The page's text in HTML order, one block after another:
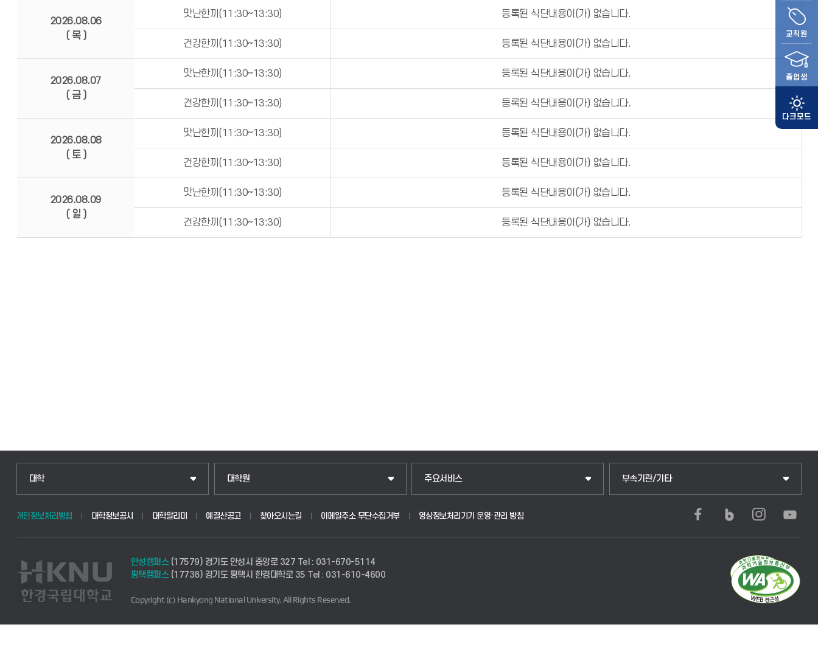
교직원
졸업생
2026.08.06
( 목 )
맛난한끼(11:30~13:30) 등록된 식단내용이(가) 없습니다.
건강한끼(11:30~13:30) 등록된 식단내용이(가) 없습니다.
2026.08.07
( 금 )
맛난한끼(11:30~13:30) 등록된 식단내용이(가) 없습니다.
건강한끼(11:30~13:30) 등록된 식단내용이(가) 없습니다.
2026.08.08
( 토 )
맛난한끼(11:30~13:30) 등록된 식단내용이(가) 없습니다.
건강한끼(11:30~13:30) 등록된 식단내용이(가) 없습니다.
2026.08.09
( 일 )
맛난한끼(11:30~13:30) 등록된 식단내용이(가) 없습니다.
건강한끼(11:30~13:30) 등록된 식단내용이(가) 없습니다.
대학 대학원 주요서비스 부속기관/기타
개인정보처리방침 대학정보공시 대학알리미 예결산공고 찾아오시는길 이메일주소 무단수집거부 영상정보처리기기 운영·관리 방침
안성캠퍼스(17579) 경기도 안성시 중앙로 327 Tel : 031-670-5114
평택캠퍼스(17738) 경기도 평택시 한경대학로 35 Tel : 031-610-4600
Copyright (c) Hankyong National University. All Rights Reserved.